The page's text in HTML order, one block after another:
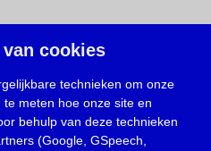
cookies
technieken om onze
meten hoe onze site en
behulp van deze technieken
(Google, GSpeech,